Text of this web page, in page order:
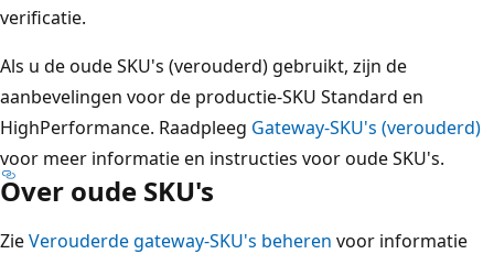
verificatie.
Als u de oude SKU's (verouderd) gebruikt, zijn de
aanbevelingen voor de productie-SKU Standard en
HighPerformance. Raadpleeg Gateway-SKU's (verouderd)
voor meer informatie en instructies voor oude SKU's.
Over oude SKU's
ZieVerouderde gateway-SKU's beheren voor informatie